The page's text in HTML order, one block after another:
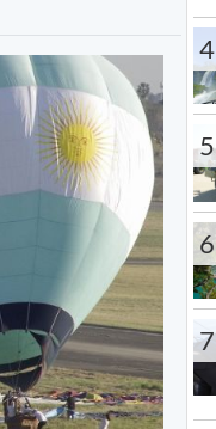
4
5
6
7